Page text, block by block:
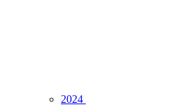
2024